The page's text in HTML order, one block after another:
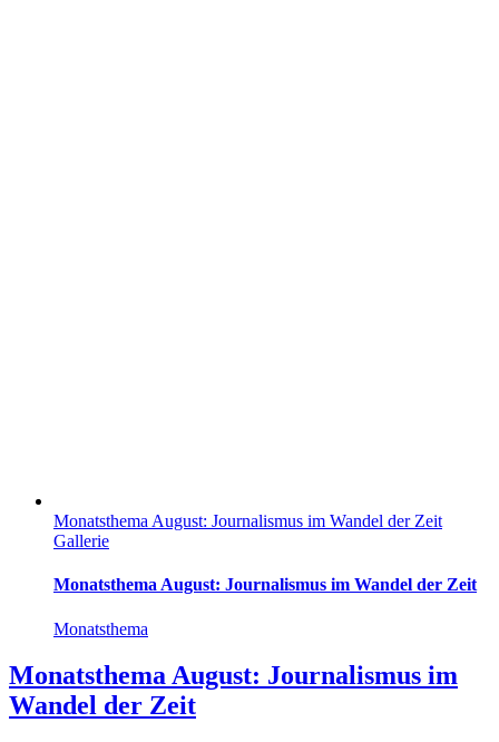
Monatsthema August: Journalismus im Wandel der Zeit
Gallerie
Monatsthema August: Journalismus im Wandel der Zeit
Monatsthema
Monatsthema August: Journalismus im
Wandel der Zeit